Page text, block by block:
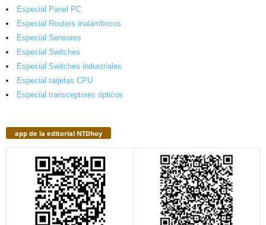
Especial Panel PC
Especial Routers inalámbricos
Especial Sensores
Especial Switches
Especial Switches industriales
Especial tarjetas CPU
Especial transceptores ópticos
app de la editorial NTDhoy